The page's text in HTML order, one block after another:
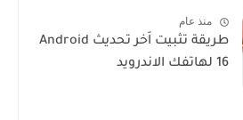
منذ عام
طريقة تثبيت اَخر تحديث Android
16 لهاتفك الاندرويد